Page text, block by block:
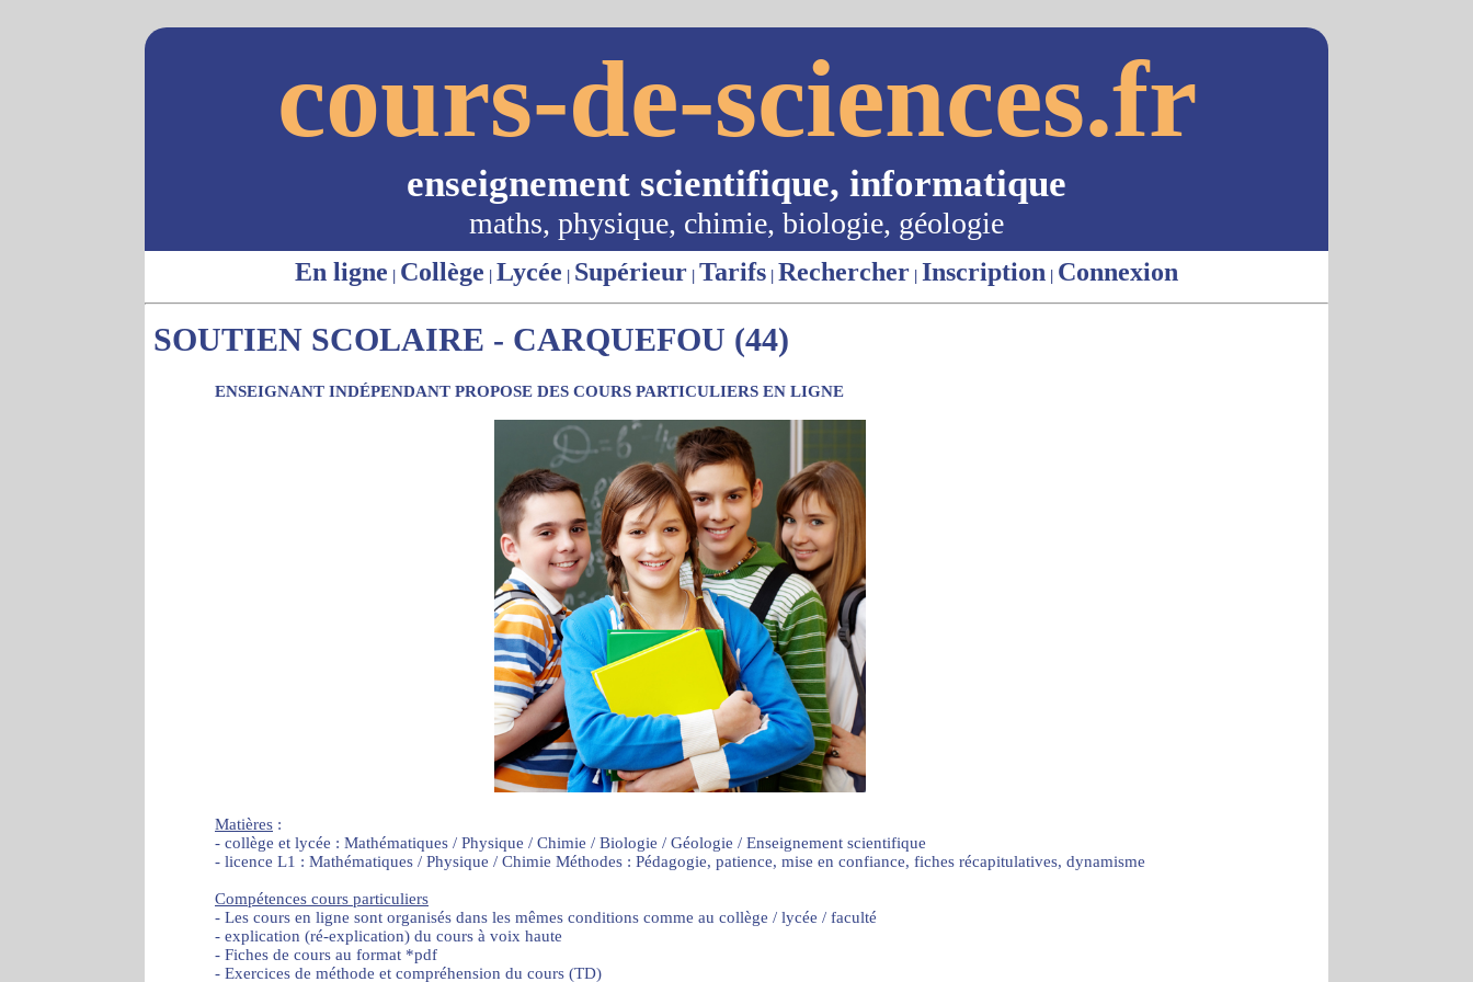
cours-de-sciences.fr
enseignement scientifique, informatique
maths, physique, chimie, biologie, géologie
En ligne | Collège | Lycée | Supérieur | Tarifs | Rechercher | Inscription | Connexion
SOUTIEN SCOLAIRE - CARQUEFOU (44)
ENSEIGNANT INDÉPENDANT PROPOSE DES COURS PARTICULIERS EN LIGNE
Matières :
- collège et lycée : Mathématiques / Physique / Chimie / Biologie / Géologie / Enseignement scientifique
- licence L1 : Mathématiques / Physique / Chimie Méthodes : Pédagogie, patience, mise en confiance, fiches récapitulatives, dynamisme
Compétences cours particuliers
- Les cours en ligne sont organisés dans les mêmes conditions comme au collège / lycée / faculté
- explication (ré-explication) du cours à voix haute
- Fiches de cours au format *pdf
- Exercices de méthode et compréhension du cours (TD)